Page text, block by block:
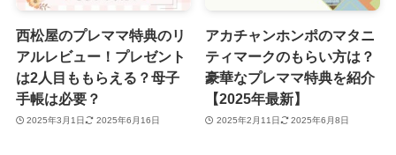
西松屋のプレママ特典のリ
アルレビュー！プレゼント
は2人目ももらえる？母子
手帳は必要？
2025年3月1日 2025年6月16日
アカチャンホンポのマタニ
ティマークのもらい方は？
豪華なプレママ特典を紹介
【2025年最新】
2025年2月11日 2025年6月8日